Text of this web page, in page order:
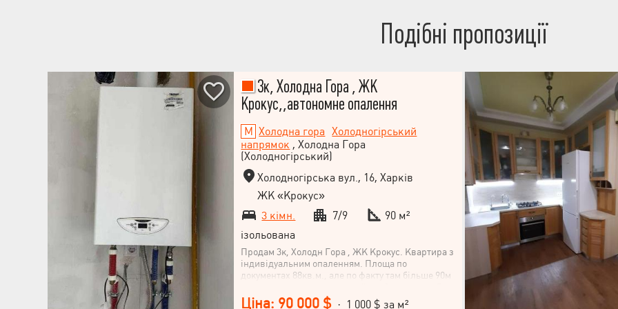
Подібні пропозиції
3к, Холодна Гора , ЖК
Крокус,,автономне опалення
Холодна гора
Холодногірський
напрямок , Холодна Гора
(Холодногірський)
Холодногірська вул., 16, Харків
ЖК «Крокус»
3 кімн.
7/9
90 м²
ізольована
Продам 3к, Холодн Гора , ЖК Крокус. Квартира з
індивідуальним опаленням. Площа по
документах 88кв.м., але по факту там більше 90м
3 кімнати з чудовим видом аж до центра міста.
Ціна: 90 000 $ · 1 000 $ за м²